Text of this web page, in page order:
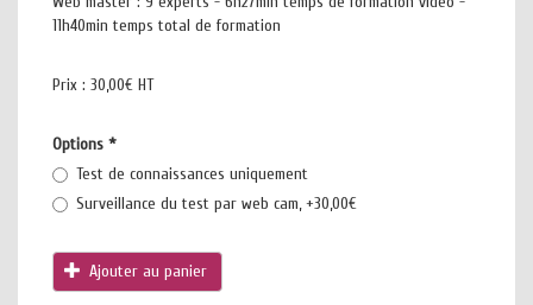
11h40min temps total de formation
Prix : 30,00€ HT
Options *
Test de connaissances uniquement
Surveillance du test par web cam, +30,00€
Ajouter au panier